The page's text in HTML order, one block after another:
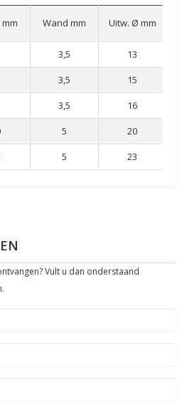
Wand mm Uitw. Ø mm
3,5
13
3,5
15
3,5
16
5
20
5 23
Vult u dan onderstaand